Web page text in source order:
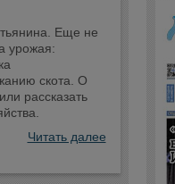
Еще не
урожая:
скота. О
рассказать
Читать далее